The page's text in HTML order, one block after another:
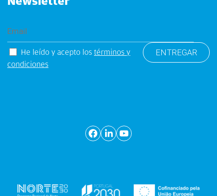
He leído y acepto los términos y
condiciones